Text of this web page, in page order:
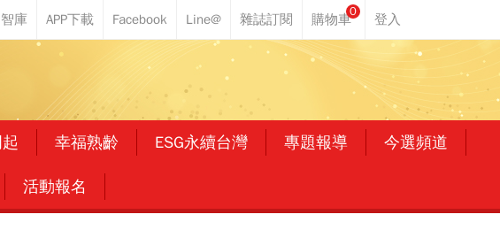
0
幸福熟齡 ESG永續台灣 專題報導 今選頻道
活動報名